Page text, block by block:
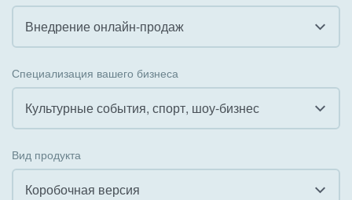
Внедрение онлайн-продаж
Внедрение КЭДО
Интеграция с 1С
Специализация вашего бизнеса
Культурные события, спорт, шоу-бизнес
Вид продукта
Коробочная версия